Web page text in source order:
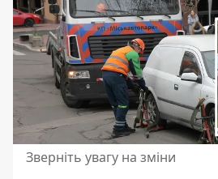
Зверніть увагу на зміни